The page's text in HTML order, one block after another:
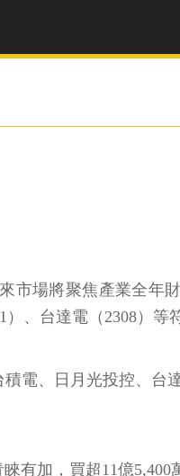
場將聚焦產業全年
、台達電（2308）等
電、日月光投控、台
有加，買超11億